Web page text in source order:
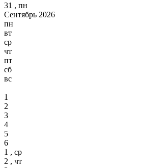
31 , пн
Сентябрь 2026
пн
вт
ср
чт
пт
сб
вс
1
2
3
4
5
6
1 , ср
2 , чт